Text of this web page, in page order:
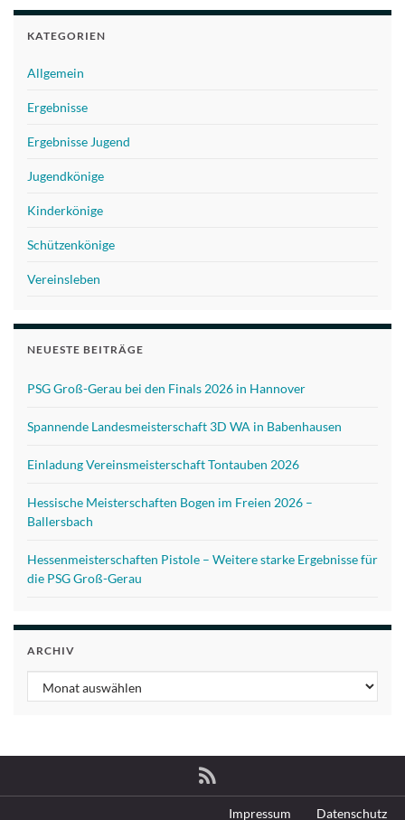
KATEGORIEN
Allgemein
Ergebnisse
Ergebnisse Jugend
Jugendkönige
Kinderkönige
Schützenkönige
Vereinsleben
NEUESTE BEITRÄGE
PSG Groß-Gerau bei den Finals 2026 in Hannover
Spannende Landesmeisterschaft 3D WA in Babenhausen
Einladung Vereinsmeisterschaft Tontauben 2026
Hessische Meisterschaften Bogen im Freien 2026 –
Ballersbach
Hessenmeisterschaften Pistole – Weitere starke Ergebnisse für
die PSG Groß-Gerau
ARCHIV
Archiv
Impressum Datenschutz